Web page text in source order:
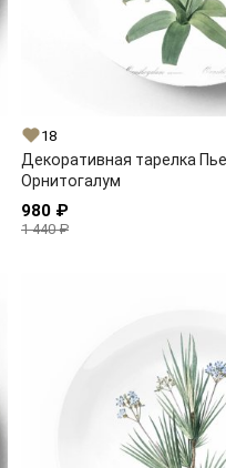
18
Декоративная тарелка
Орнитогалум
980 ₽
1 440 ₽